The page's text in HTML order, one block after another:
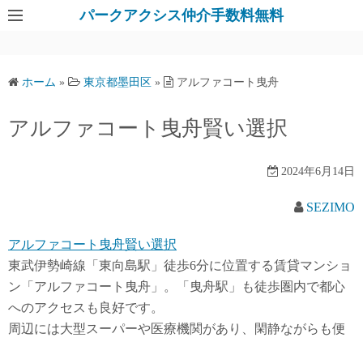
パークアクシス仲介手数料無料
ホーム » 東京都墨田区 » アルファコート曳舟
アルファコート曳舟賢い選択
2024年6月14日
SEZIMO
アルファコート曳舟賢い選択
東武伊勢崎線「東向島駅」徒歩6分に位置する賃貸マンショ
ン「アルファコート曳舟」。「曳舟駅」も徒歩圏内で都心
へのアクセスも良好です。
周辺には大型スーパーや医療機関があり、閑静ながらも便